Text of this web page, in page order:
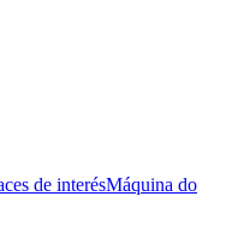
de interésMáquina do